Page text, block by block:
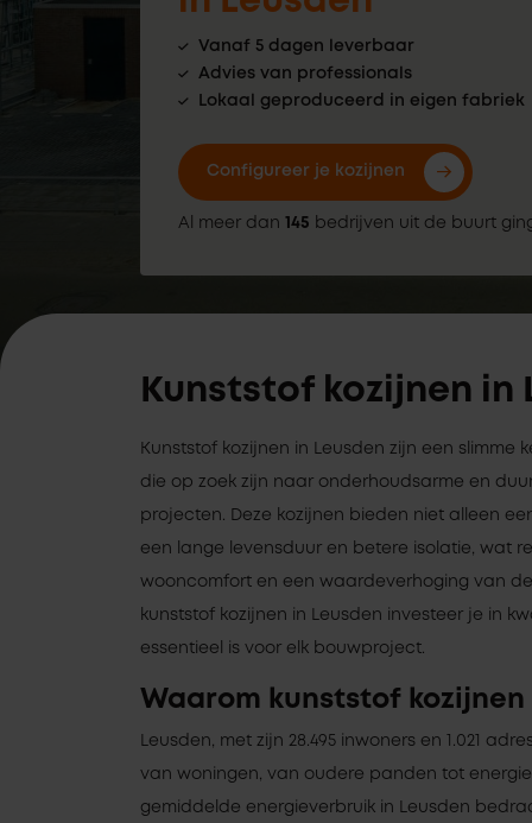
Vanaf 5 dagen leverbaar
Advies van professionals
Lokaal geproduceerd in eigen fabriek
Configureer je kozijnen
Al meer dan 145 bedrijven uit de buurt
Kunststof kozijnen in
Kunststof kozijnen in Leusden zijn een slimme
die op zoek zijn naar onderhoudsarme en
projecten. Deze kozijnen bieden niet alleen
een lange levensduur en betere isolatie, wat
wooncomfort en een waardeverhoging van
kunststof kozijnen in Leusden investeer je in
essentieel is voor elk bouwproject.
Waarom kunststof kozijnen
Leusden, met zijn 28.495 inwoners en 1.021
van woningen, van oudere panden tot
gemiddelde energieverbruik in Leusden